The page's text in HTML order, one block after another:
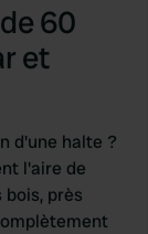
60
et
d'une halte ?
l'aire de
près